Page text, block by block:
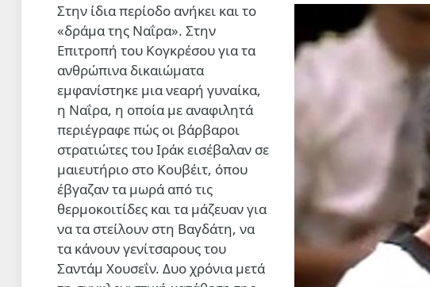
Στην ίδια περίοδο ανήκει και το
«δράμα της Ναΐρα». Στην
Επιτροπή του Κογκρέσου για τα
ανθρώπινα δικαιώματα
εμφανίστηκε μια νεαρή γυναίκα,
η Ναΐρα, η οποία με αναφιλητά
περιέγραφε πώς οι βάρβαροι
στρατιώτες του Ιράκ εισέβαλαν σε
μαιευτήριο στο Κουβέιτ, όπου
έβγαζαν τα μωρά από τις
θερμοκοιτίδες και τα μάζευαν για
να τα στείλουν στη Βαγδάτη, να
τα κάνουν γενίτσαρους του
Σαντάμ Χουσεΐν. Δυο χρόνια μετά